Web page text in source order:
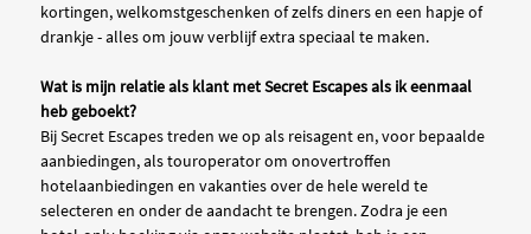
kortingen, welkomstgeschenken of zelfs diners en een hapje of
drankje - alles om jouw verblijf extra speciaal te maken.
Wat is mijn relatie als klant met Secret Escapes als ik eenmaal
heb geboekt?
Bij Secret Escapes treden we op als reisagent en, voor bepaalde
aanbiedingen, als touroperator om onovertroffen
hotelaanbiedingen en vakanties over de hele wereld te
selecteren en onder de aandacht te brengen. Zodra je een